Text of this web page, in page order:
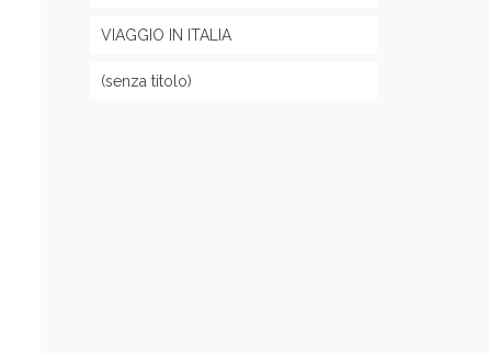
VIAGGIO IN ITALIA
(senza titolo)